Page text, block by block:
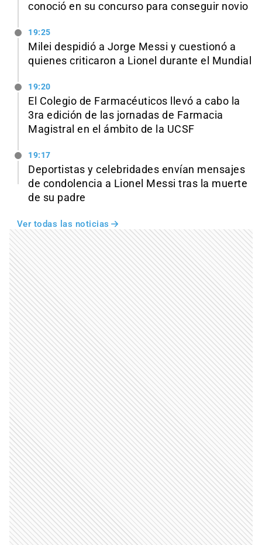
conoció en su concurso para conseguir novio
19:25
Milei despidió a Jorge Messi y cuestionó a
quienes criticaron a Lionel durante el Mundial
19:20
El Colegio de Farmacéuticos llevó a cabo la
3ra edición de las jornadas de Farmacia
Magistral en el ámbito de la UCSF
19:17
Deportistas y celebridades envían mensajes
de condolencia a Lionel Messi tras la muerte
de su padre
Ver todas las noticias